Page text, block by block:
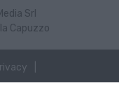
Srl
Capuzzo